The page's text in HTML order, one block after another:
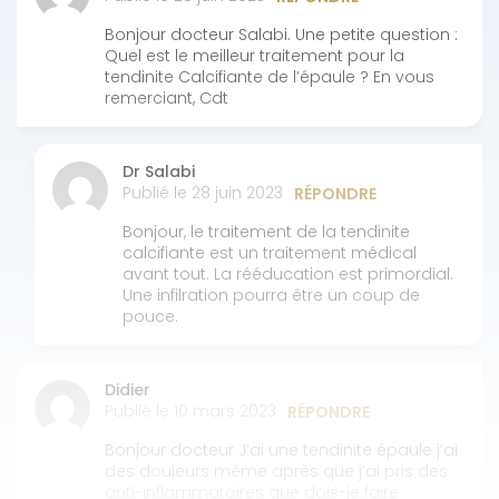
Bonjour docteur Salabi. Une petite question :
Quel est le meilleur traitement pour la
tendinite Calcifiante de l’épaule ? En vous
remerciant, Cdt
Dr Salabi
Publié le 28 juin 2023 RÉPONDRE
Bonjour, le traitement de la tendinite
calcifiante est un traitement médical
avant tout. La rééducation est primordial.
Une infilration pourra être un coup de
pouce.
Didier
RÉPONDRE
Bonjour docteur J’ai une tendinite épaule j’ai
des douleurs même après que j’ai pris des